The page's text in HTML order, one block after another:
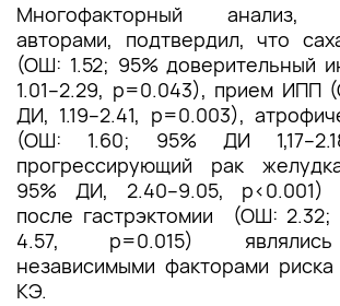
Многофакторный анализ,
авторами, подтвердил, что
(ОШ: 1.52; 95% доверительный
1.01–2.29, р=0.043), прием ИПП
ДИ, 1.19–2.41, р=0.003),
(ОШ: 1.60; 95% ДИ
прогрессирующий рак
95% ДИ, 2.40–9.05, р<0.001)
после гастрэктомии (ОШ: 2.32;
4.57, р=0.015)
независимыми факторами риска
КЭ.